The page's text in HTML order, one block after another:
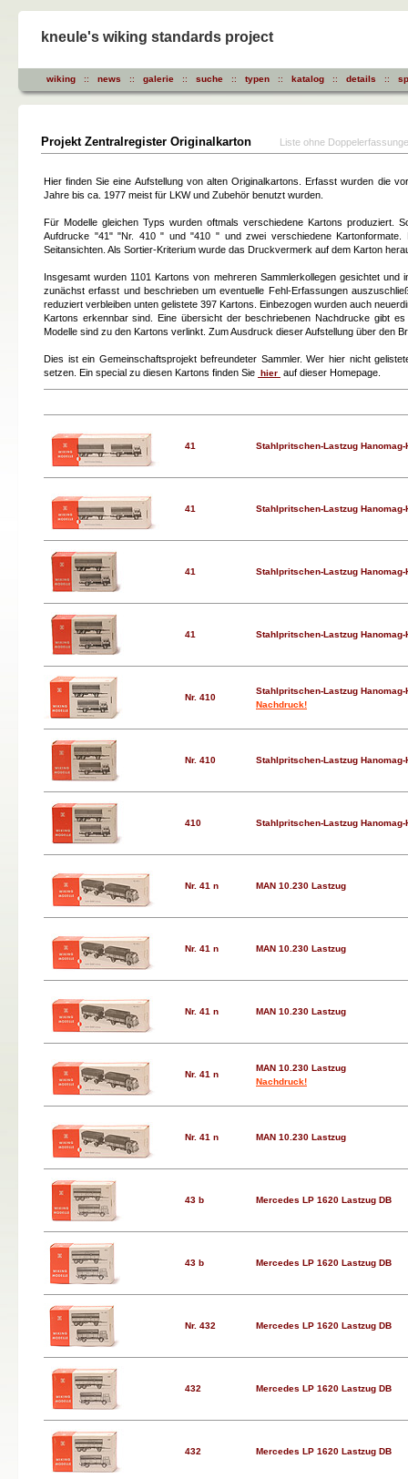
kneule's wiking standards project
wiking :: news :: galerie :: suche :: typen :: katalog :: details ::
Projekt Zentralregister Originalkarton Liste ohne
Hier finden Sie eine Aufstellung von alten Originalkartons. Erfasst wurden die
Jahre bis ca. 1977 meist für LKW und Zubehör benutzt wurden.
Für Modelle gleichen Typs wurden oftmals verschiedene Kartons produziert.
Aufdrucke "41" "Nr. 410 " und "410 " und zwei verschiedene
Seitansichten. Als Sortier-Kriterium wurde das Druckvermerk auf dem Karton
Insgesamt wurden 1101 Kartons von mehreren Sammlerkollegen gesichtet
zunächst erfasst und beschrieben um eventuelle Fehl-Erfassungen
reduziert verbleiben unten gelistete 397 Kartons. Einbezogen wurden auch
Kartons erkennbar sind. Eine übersicht der beschriebenen Nachdrucke gibt
Modelle sind zu den Kartons verlinkt. Zum Ausdruck dieser Aufstellung über den
Dies ist ein Gemeinschaftsprojekt befreundeter Sammler. Wer hier nicht
setzen. Ein special zu diesen Kartons finden Sie hier auf dieser Homepage.
41 Stahlpritschen-Lastzug Hanomag-
41 Stahlpritschen-Lastzug Hanomag-
41 Stahlpritschen-Lastzug Hanomag-
41 Stahlpritschen-Lastzug Hanomag-
Nr. 410
Stahlpritschen-Lastzug Hanomag-
Nachdruck!
Nr. 410 Stahlpritschen-Lastzug Hanomag-
410 Stahlpritschen-Lastzug Hanomag-
Nr. 41 n MAN 10.230 Lastzug
Nr. 41 n MAN 10.230 Lastzug
Nr. 41 n MAN 10.230 Lastzug
Nr. 41 n
MAN 10.230 Lastzug
Nachdruck!
Nr. 41 n MAN 10.230 Lastzug
43 b Mercedes LP 1620 Lastzug DB
43 b Mercedes LP 1620 Lastzug DB
Nr. 432 Mercedes LP 1620 Lastzug DB
432 Mercedes LP 1620 Lastzug DB
432 Mercedes LP 1620 Lastzug DB